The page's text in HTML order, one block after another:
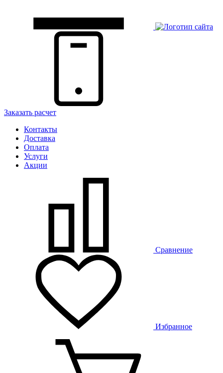
Заказать расчет
Контакты
Доставка
Оплата
Услуги
Акции
Сравнение
Избранное